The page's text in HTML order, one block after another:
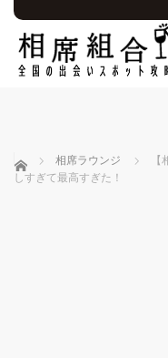
ホーム 相席ラウンジ
しすぎて最高すぎた！